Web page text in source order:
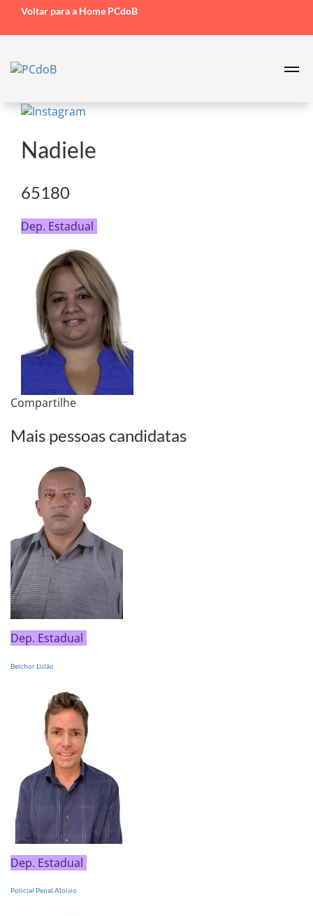
Voltar para a Home PCdoB
Nadiele
65180
Dep. Estadual
Compartilhe
Mais pessoas candidatas
Dep. Estadual
Belchor Lulão
Dep. Estadual
Policial Penal Aloisio